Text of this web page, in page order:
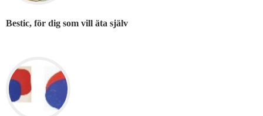
Bestic, för dig som vill äta själv